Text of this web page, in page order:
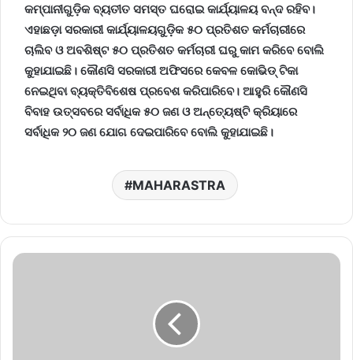
କମ୍ପାନୀଗୁଡ଼ିକ ବ୍ୟତୀତ ସମସ୍ତ ଘରୋଇ କାର୍ଯ୍ୟାଳୟ ବନ୍ଦ ରହିବ।
ଏହାଛଡ଼ା ସରକାରୀ କାର୍ଯ୍ୟାଳୟଗୁଡ଼ିକ ୫୦ ପ୍ରତିଶତ କର୍ମଚାରୀରେ
ଚାଲିବ ଓ ଅବଶିଷ୍ଟ ୫୦ ପ୍ରତିଶତ କର୍ମଚାରୀ ଘରୁ କାମ କରିବେ ବୋଲି
କୁହାଯାଇଛି। କୌଣସି ସରକାରୀ ଅଫିସରେ କେବଳ କୋଭିଡ୍ ଟିକା
ନେଇଥିବା ବ୍ୟକ୍ତିବିଶେଷ ପ୍ରବେଶ କରିପାରିବେ। ଆହୁରି କୌଣସି
ବିବାହ ଉତ୍ସବରେ ସର୍ବାଧିକ ୫୦ ଜଣ ଓ ଅନ୍ତ୍ୟେଷ୍ଟି କ୍ରିୟାରେ
ସର୍ବାଧିକ ୨୦ ଜଣ ଯୋଗ ଦେଇପାରିବେ ବୋଲି କୁହାଯାଇଛି।
MAHARASTRA